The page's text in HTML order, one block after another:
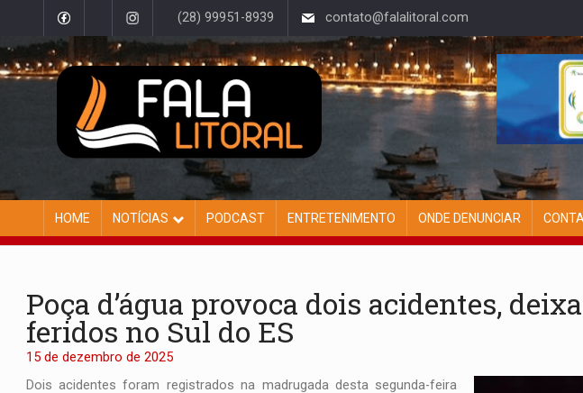
(28) 99951-8939 contato@falalitoral.com
HOME NOTÍCIAS PODCAST ENTRETENIMENTO ONDE DENUNCIAR
Poça d’água provoca dois acidentes,
feridos no Sul do ES
15 de dezembro de 2025
Dois acidentes foram registrados na madrugada desta segunda-feira